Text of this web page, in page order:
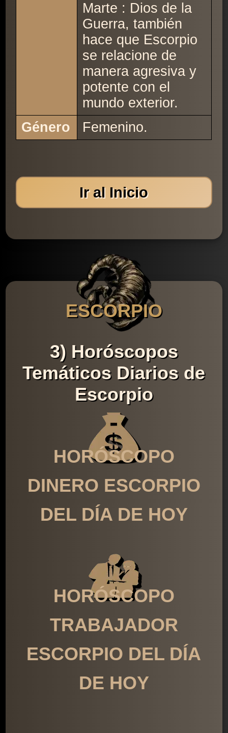
Marte : Dios de la
Guerra, también
hace que Escorpio
se relacione de
manera agresiva y
potente con el
mundo exterior.
Género
Femenino.
Ir al Inicio
ESCORPIO
3) Horóscopos
Temáticos Diarios de
Escorpio
HORÓSCOPO
DINERO ESCORPIO
DEL DÍA DE HOY
HORÓSCOPO
TRABAJADOR
ESCORPIO DEL DÍA
DE HOY